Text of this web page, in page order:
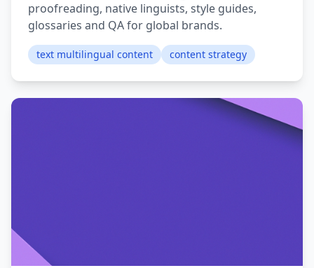
proofreading, native linguists, style guides,
glossaries and QA for global brands.
text multilingual content content strategy